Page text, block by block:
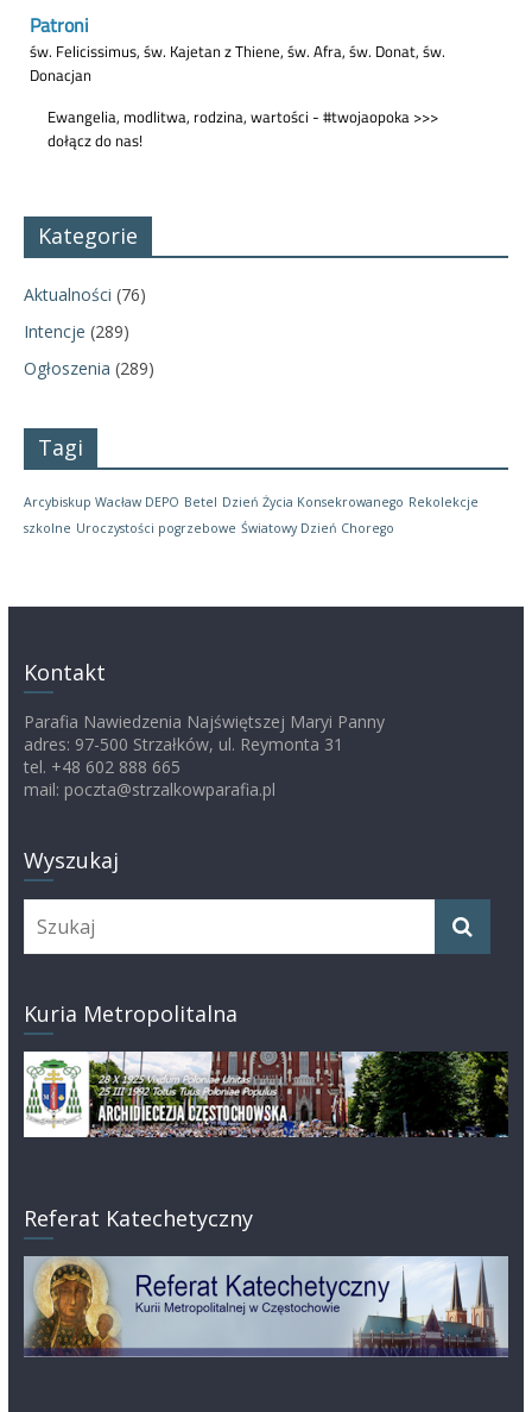
Kategorie
Aktualności (76)
Intencje (289)
Ogłoszenia (289)
Tagi
Arcybiskup Wacław DEPO Betel Dzień Życia Konsekrowanego Rekolekcje
szkolne Uroczystości pogrzebowe Światowy Dzień Chorego
Kontakt
Parafia Nawiedzenia Najświętszej Maryi Panny
adres: 97-500 Strzałków, ul. Reymonta 31
tel. +48 602 888 665
mail: poczta@strzalkowparafia.pl
Wyszukaj
Kuria Metropolitalna
Referat Katechetyczny